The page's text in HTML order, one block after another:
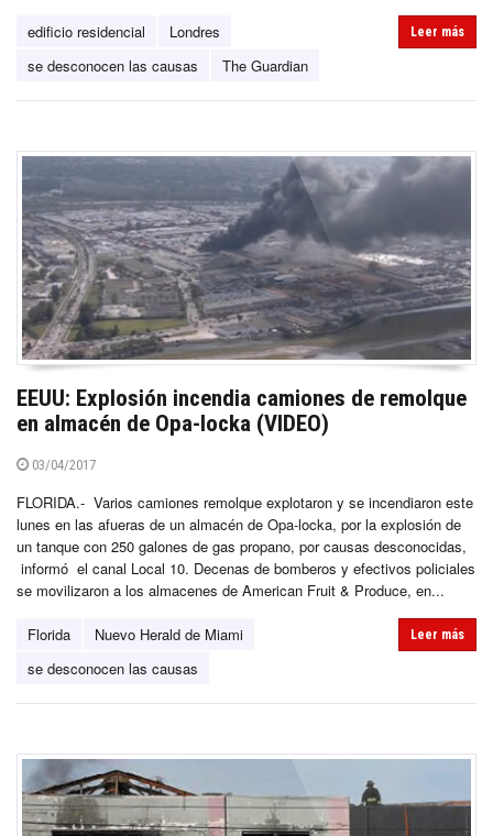
edificio residencial
Londres
se desconocen las causas
The Guardian
Leer más
EEUU: Explosión incendia camiones de remolque
en almacén de Opa-locka (VIDEO)
03/04/2017
FLORIDA.- Varios camiones remolque explotaron y se incendiaron este
lunes en las afueras de un almacén de Opa-locka, por la explosión de
un tanque con 250 galones de gas propano, por causas desconocidas,
informó el canal Local 10. Decenas de bomberos y efectivos policiales
se movilizaron a los almacenes de American Fruit & Produce, en...
Florida
Nuevo Herald de Miami
se desconocen las causas
Leer más